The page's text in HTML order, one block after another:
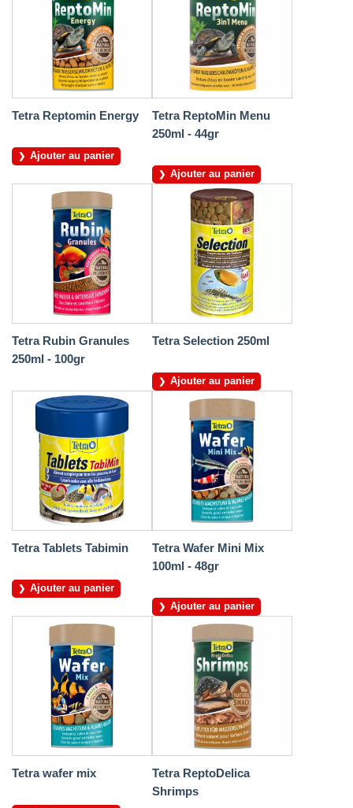
Tetra Reptomin Energy
Ajouter au panier
Tetra ReptoMin Menu
250ml - 44gr
Ajouter au panier
Tetra Rubin Granules
250ml - 100gr
Tetra Selection 250ml
Ajouter au panier
Tetra Tablets Tabimin
Ajouter au panier
Tetra Wafer Mini Mix
100ml - 48gr
Ajouter au panier
Tetra wafer mix
Tetra ReptoDelica
Shrimps